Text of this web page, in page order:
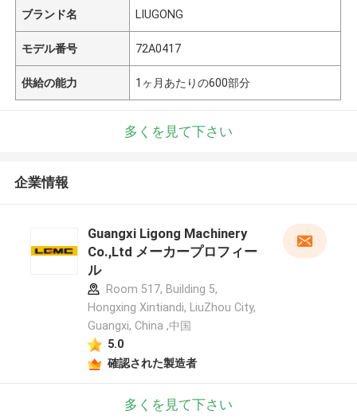
ブランド名 LIUGONG
モデル番号 72A0417
供給の能力 1ヶ月あたりの600部分
多くを見て下さい
企業情報
Guangxi Ligong Machinery
Co.,Ltd メーカープロフィー
ル
Room 517, Building 5,
Hongxing Xintiandi, LiuZhou City,
Guangxi, China ,中国
5.0
確認された製造者
多くを見て下さい